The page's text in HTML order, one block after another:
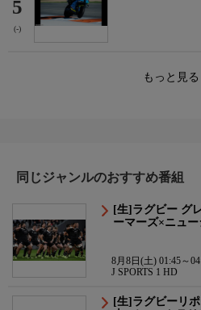
5
(-)
もっと見
同じジャンルのおすすめ番組
[生]ラグビー グ
ーマーズ×ニュ
8月8日(土) 01:45～
J SPORTS 1 HD
[生]ラグビーリ